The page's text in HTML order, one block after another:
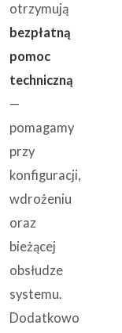
otrzymują
bezpłatną
pomoc
techniczną
—
pomagamy
przy
konfiguracji,
wdrożeniu
oraz
bieżącej
obsłudze
systemu.
Dodatkowo